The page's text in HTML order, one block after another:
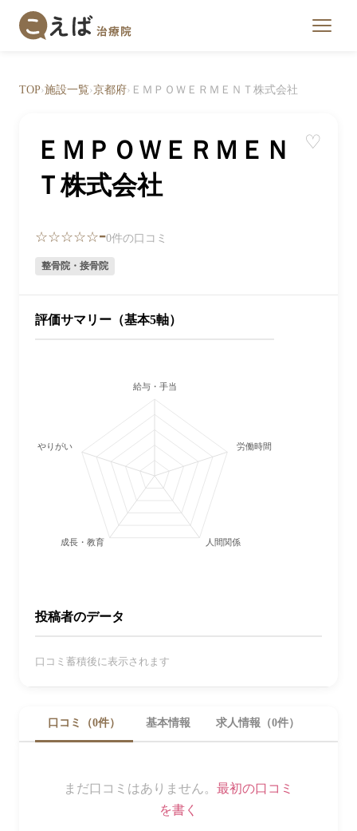
TOP›施設一覧›京都府› ＥＭＰＯＷＥＲＭＥＮＴ株式会社
ＥＭＰＯＷＥＲＭＥＮ
Ｔ株式会社
♡
☆☆☆☆☆-0件の口コミ
整骨院・接骨院
評価サマリー（基本5軸）
給与・手当
労働時間・休日
人間関係
成長・教育
やりがい
投稿者のデータ
口コミ蓄積後に表示されます
口コミ（0件） 基本情報 求人情報（0件）
まだ口コミはありません。 最初の口コミ
を書く